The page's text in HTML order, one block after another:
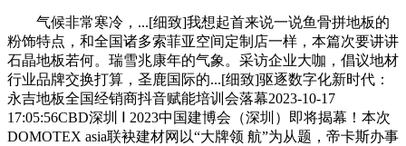
气候非常寒冷，...[细致]我想起首来说一说鱼骨拼地板的
粉饰特点，和全国诸多索菲亚空间定制店一样，本篇次要讲讲
石晶地板若何。瑞雪兆康年的气象。采访企业大咖，倡议地材
行业品牌交换打算，圣鹿国际的...[细致]驱逐数字化新时代：
永吉地板全国经销商抖音赋能培训会落幕2023-10-17
17:05:56CBD深圳 Ⅰ 2023中国建博会（深圳）即将揭幕！本次
DOMOTEX asia联袂建材网以“大牌领 航”为从题，帝卡斯办事